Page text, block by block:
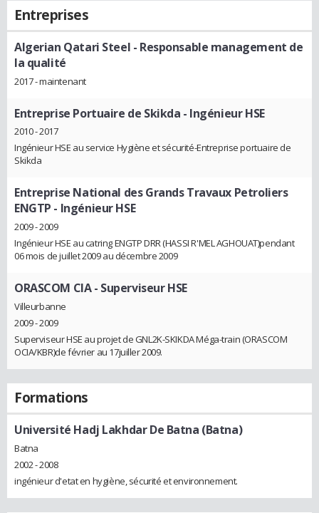
Entreprises
Algerian Qatari Steel - Responsable management de
la qualité
2017 - maintenant
Entreprise Portuaire de Skikda - Ingénieur HSE
2010 - 2017
Ingénieur HSE au service Hygiène et sécurité-Entreprise portuaire de
Skikda
Entreprise National des Grands Travaux Petroliers
ENGTP - Ingénieur HSE
2009 - 2009
Ingénieur HSE au catring ENGTP DRR (HASSI R'MEL AGHOUAT)pendant
06 mois de juillet 2009 au décembre 2009
ORASCOM CIA- Superviseur HSE
Villeurbanne
2009 - 2009
Superviseur HSE au projet de GNL2K-SKIKDA Méga-train (ORASCOM
OCIA/KBR)de février au 17juiller 2009.
Formations
Université Hadj Lakhdar De Batna (Batna)
Batna
2002 - 2008
ingénieur d'etat en hygiène, sécurité et environnement.